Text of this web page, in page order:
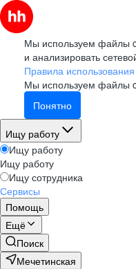
Мы используем файлы
и анализировать
Правила
Мы используем файлы
Понятно
Ищу работу
Ищу работу
Ищу работу
Ищу сотрудника
Сервисы
Помощь
Ещё
Поиск
Мечетинская